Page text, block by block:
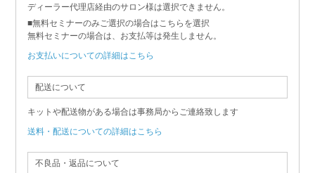
ディーラー代理店経由のサロン様は選択できません。
■無料セミナーのみご選択の場合はこちらを選択
無料セミナーの場合は、お支払等は発生しません。
お支払いについての詳細はこちら
配送について
キットや配送物がある場合は事務局からご連絡致します
送料・配送についての詳細はこちら
不良品・返品について